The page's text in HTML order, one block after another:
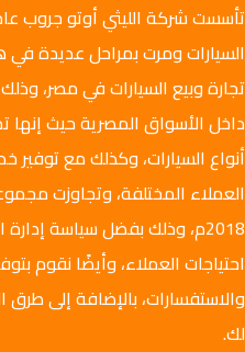
السيارات ومرت بمراحل عديدة
تجارة وبيع السيارات في مصر،
داخل الأسواق المصرية حيث إنها
أنواع السيارات، وكذلك مع توفير
العملاء المختلفة، وتجاوزت
2018م، وذلك بفضل سياسة
احتياجات العملاء، وأيضًا نقوم
والاستفسارات، بالإضافة إلى
لك.